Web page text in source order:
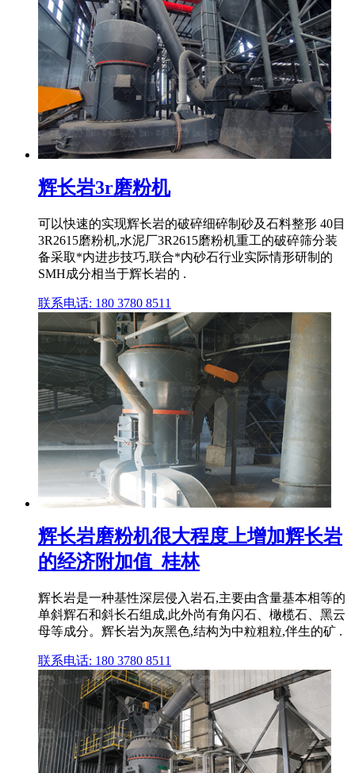
辉长岩3r磨粉机
可以快速的实现辉长岩的破碎细碎制砂及石料整形 40目
3R2615磨粉机,水泥厂3R2615磨粉机重工的破碎筛分装
备采取*内进步技巧,联合*内砂石行业实际情形研制的
SMH成分相当于辉长岩的 .
联系电话: 180 3780 8511
辉长岩磨粉机很大程度上增加辉长岩
的经济附加值_桂林
辉长岩是一种基性深层侵入岩石,主要由含量基本相等的
单斜辉石和斜长石组成,此外尚有角闪石、橄榄石、黑云
母等成分。辉长岩为灰黑色,结构为中粒粗粒,伴生的矿 .
联系电话: 180 3780 8511